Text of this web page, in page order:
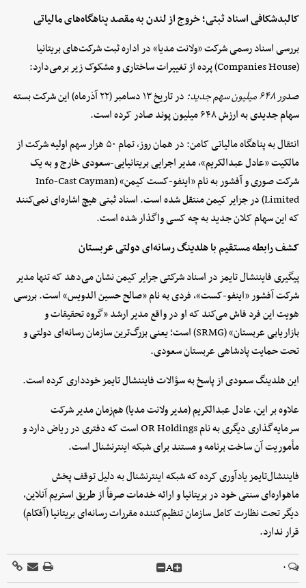
کالبدشکافی اسناد ثبتی؛ خروج از لندن به مقصد پناهگاه‌های مالیاتی
بررسی اسناد رسمی شرکت «ولانت مدیا» در اداره ثبت شرکت‌های بریتانیا
(Companies House) پرده از تغییرات ساختاری و مشکوک زیر برمی‌دارد:
صدور ۶۴۸ میلیون سهم جدید:
در تاریخ ۱۳ دسامبر (۲۲ آذرماه) این شرکت بسته
سهام جدیدی به ارزش ۶۴۸ میلیون پوند صادر کرده است.
انتقال به پناهگاه مالیاتی کامن: در همان روز، تمام ۵۰ هزار سهم اولیه شرکت از
مالکیت «عادل عبدالکریم»، مدیر اجرایی بریتانیایی-سعودی خارج و به یک
شرکت صوری و آفشور به نام «اینفو-کست کیمن» (Info-Cast Cayman
Limited) در جزایر کیمن منتقل شده است. اسناد ثبتی هیچ اشاره‌ای نمی‌کنند
که این سهام کلان جدید به چه کسی واگذار شده است.
کشف رابطه مستقیم با هلدینگ رسانه‌ای دولتی عربستان
پیگیری فایننشال تایمز در اسناد شرکتی جزایر کیمن نشان می‌دهد که تنها مدیر
شرکت آفشور «اینفو-کست»، فردی به نام «صالح حسین الدویس» است. بررسی
هویت این فرد فاش می‌کند که او در واقع مدیر ارشد «گروه تحقیقات و
بازاریابی عربستان» (SRMG) است؛ یعنی بزرگ‌ترین سازمان رسانه‌ای دولتی و
تحت حمایت پادشاهی عربستان سعودی.
این هلدینگ سعودی از پاسخ به سؤالات فایننشال تایمز خودداری کرده است.
علاوه بر این، عادل عبدالکریم (مدیر ولانت مدیا) هم‌زمان مدیر شرکت
سرمایه‌گذاری دیگری به نام OR Holdings است که دفتری در ریاض دارد و
مأموریت آن ساخت برنامه و مستند برای شبکه اینترنشنال است.
فایننشال‌تایمز یادآوری کرده که شبکه اینترنشنال به دلیل توقف پخش
ماهواره‌ای سنتی خود در بریتانیا و ارائه خدمات صرفاً از طریق استریم آنلاین،
دیگر تحت نظارت کامل سازمان تنظیم‌کننده مقررات رسانه‌ای بریتانیا (آفکام)
قرار ندارد.
۰ A